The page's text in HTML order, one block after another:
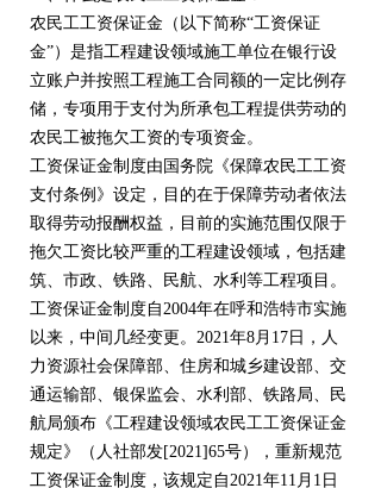
农民工工资保证金（以下简称“工资保证
金”）是指工程建设领域施工单位在银行设
立账户并按照工程施工合同额的一定比例存
储，专项用于支付为所承包工程提供劳动的
农民工被拖欠工资的专项资金。
工资保证金制度由国务院《保障农民工工资
支付条例》设定，目的在于保障劳动者依法
取得劳动报酬权益，目前的实施范围仅限于
拖欠工资比较严重的工程建设领域，包括建
筑、市政、铁路、民航、水利等工程项目。
工资保证金制度自2004年在呼和浩特市实施
以来，中间几经变更。2021年8月17日，人
力资源社会保障部、住房和城乡建设部、交
通运输部、银保监会、水利部、铁路局、民
航局颁布《工程建设领域农民工工资保证金
规定》（人社部发[2021]65号），重新规范
工资保证金制度，该规定自2021年11月1日